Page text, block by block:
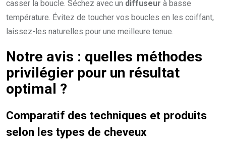
casser la boucle. Séchez avec un diffuseur à basse
température. Évitez de toucher vos boucles en les coiffant,
laissez-les naturelles pour une meilleure tenue.
Notre avis : quelles méthodes
privilégier pour un résultat
optimal ?
Comparatif des techniques et produits
selon les types de cheveux